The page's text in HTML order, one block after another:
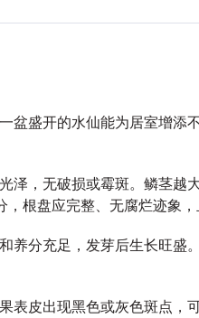
盛开的水仙能为居室增
，无破损或霉斑。鳞茎
根盘应完整、无腐烂迹象
分充足，发芽后生长旺
皮出现黑色或灰色斑点